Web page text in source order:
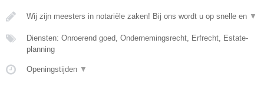
Wij zijn meesters in notariële zaken! Bij ons wordt u op snelle en ▼
Diensten: Onroerend goed, Ondernemingsrecht, Erfrecht, Estate-
planning
Openingstijden ▼